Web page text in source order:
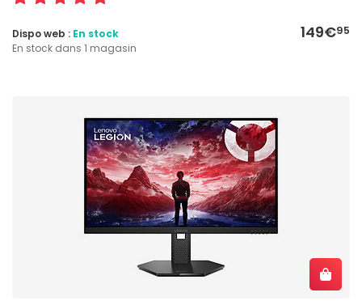
149€95
Dispo web : En stock
En stock dans 1 magasin